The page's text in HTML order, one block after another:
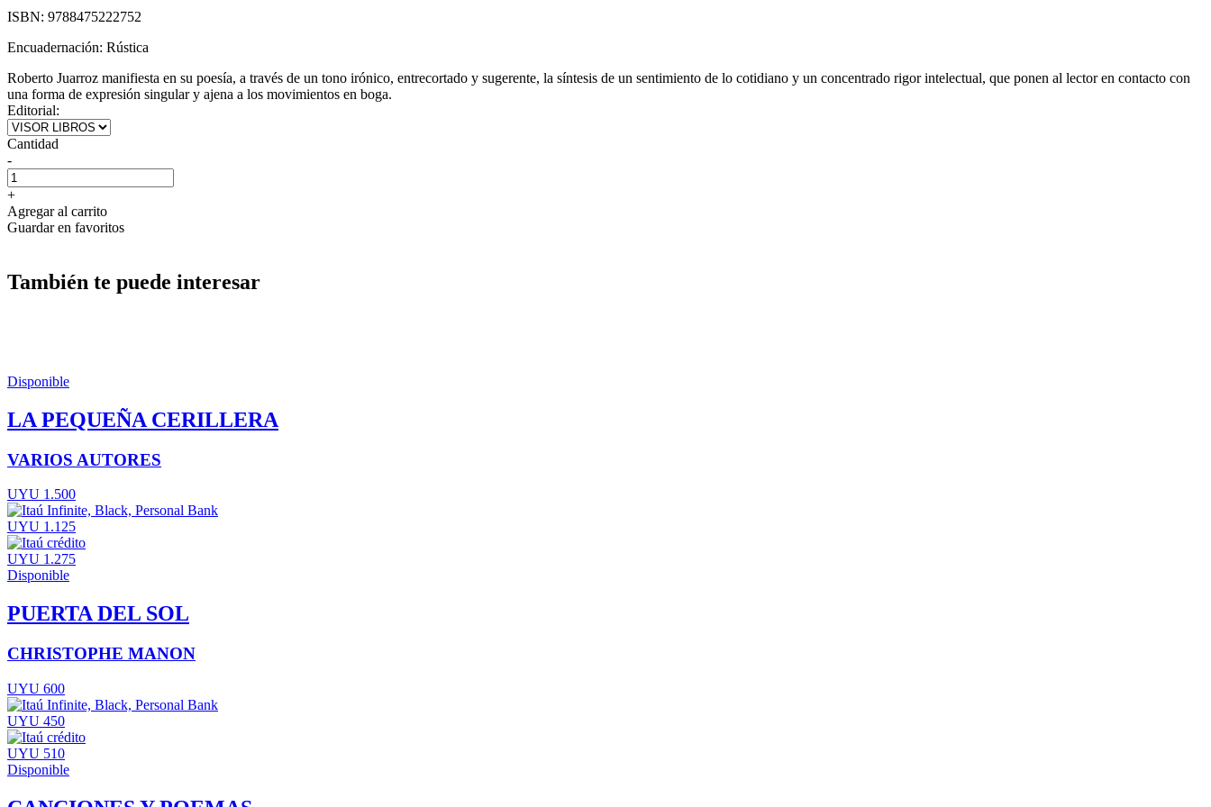
ISBN: 9788475222752
Encuadernación: Rústica
Roberto Juarroz manifiesta en su poesía, a través de un tono irónico, entrecortado y sugerente, la síntesis de un sentimiento de lo cotidiano y un concentrado rigor intelectual, que ponen al lector en contacto con
una forma de expresión singular y ajena a los movimientos en boga.
Editorial:
Cantidad
-
+
Agregar al carrito
Guardar en favoritos
También te puede interesar
Disponible
LA PEQUEÑA CERILLERA
VARIOS AUTORES
UYU 1.500
UYU 1.125
UYU 1.275
Disponible
PUERTA DEL SOL
CHRISTOPHE MANON
UYU 600
UYU 450
UYU 510
Disponible